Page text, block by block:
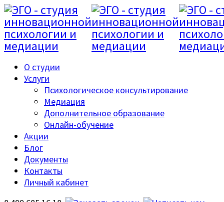
О студии
Услуги
Психологическое консультирование
Медиация
Дополнительное образование
Онлайн-обучение
Акции
Блог
Документы
Контакты
Личный кабинет